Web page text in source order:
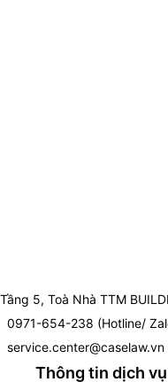
Tầng 5, Toà Nhà TTM
0971-654-238 (Hotline/
service.center@caselaw.vn
Thông tin dịch vụ